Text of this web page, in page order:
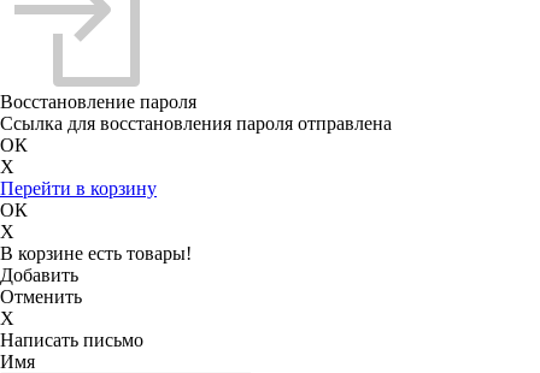
Восстановление пароля
Ссылка для восстановления пароля отправлена
ОК
X
Перейти в корзину
ОК
X
В корзине есть товары!
Добавить
Отменить
X
Написать письмо
Имя